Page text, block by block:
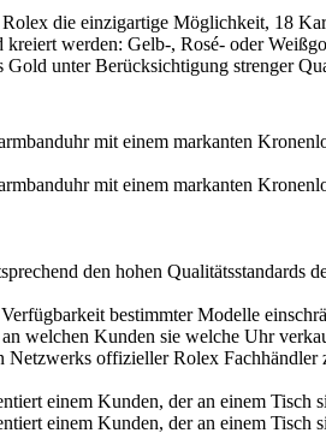
Rolex die einzigartige Möglichkeit, 18
werden: Gelb-, Rosé- oder
Gold unter Berücksichtigung strenger
den hohen
bestimmter Modelle
welchen Kunden sie welche Uhr
Netzwerks offiziellerRolex Fachhändler